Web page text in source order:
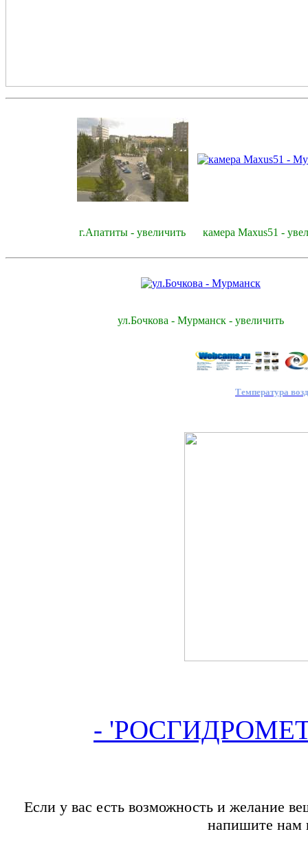
г.Апатиты - увеличить камера Maxus51 -
ул.Бочкова - Мурманск - увеличить
Температура
- 'РОСГИДРОМЕТ'-
Если у вас есть возможность и желание
напишите нам